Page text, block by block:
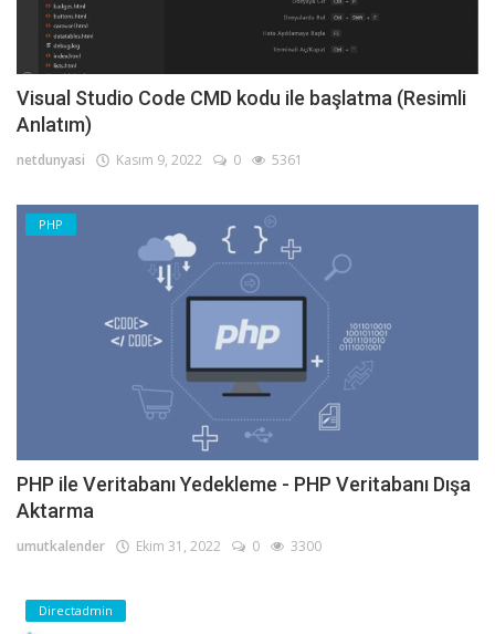
Visual Studio Code CMD kodu ile başlatma (Resimli
Anlatım)
netdunyasi Kasım 9, 2022 0 5361
PHP
PHP ile Veritabanı Yedekleme - PHP Veritabanı Dışa
Aktarma
umutkalender Ekim 31, 2022 0 3300
Directadmin